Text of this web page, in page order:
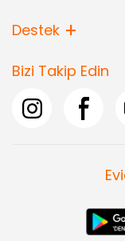
Destek
Bizi Takip Edin